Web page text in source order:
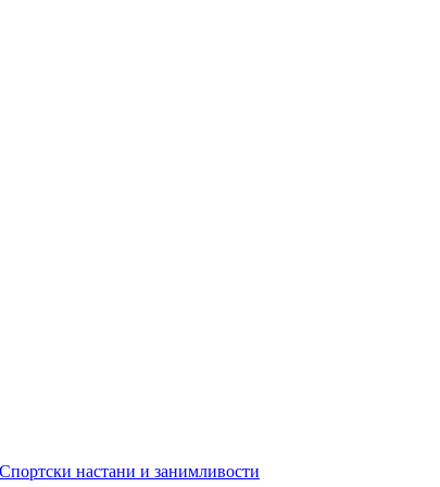
Спортски настани и занимливости